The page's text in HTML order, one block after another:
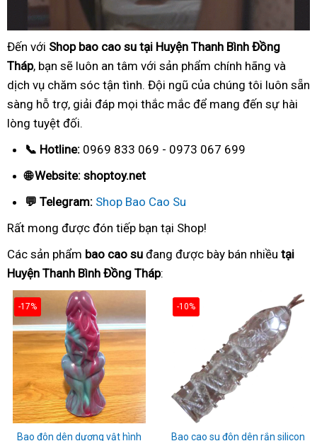
Đến với Shop bao cao su tại Huyện Thanh Bình Đồng
Tháp, bạn sẽ luôn an tâm với sản phẩm chính hãng và
dịch vụ chăm sóc tận tình. Đội ngũ của chúng tôi luôn sẵn
sàng hỗ trợ, giải đáp mọi thắc mắc để mang đến sự hài
lòng tuyệt đối.
📞 Hotline: 0969 833 069 - 0973 067 699
🌐 Website: shoptoy.net
💬 Telegram: Shop Bao Cao Su
Rất mong được đón tiếp bạn tại Shop!
Các sản phẩm bao cao su đang được bày bán nhiều tại
Huyện Thanh Bình Đồng Tháp:
-17%
Bao đôn dên dương vật hình
-10%
Bao cao su đôn dên rắn silicon